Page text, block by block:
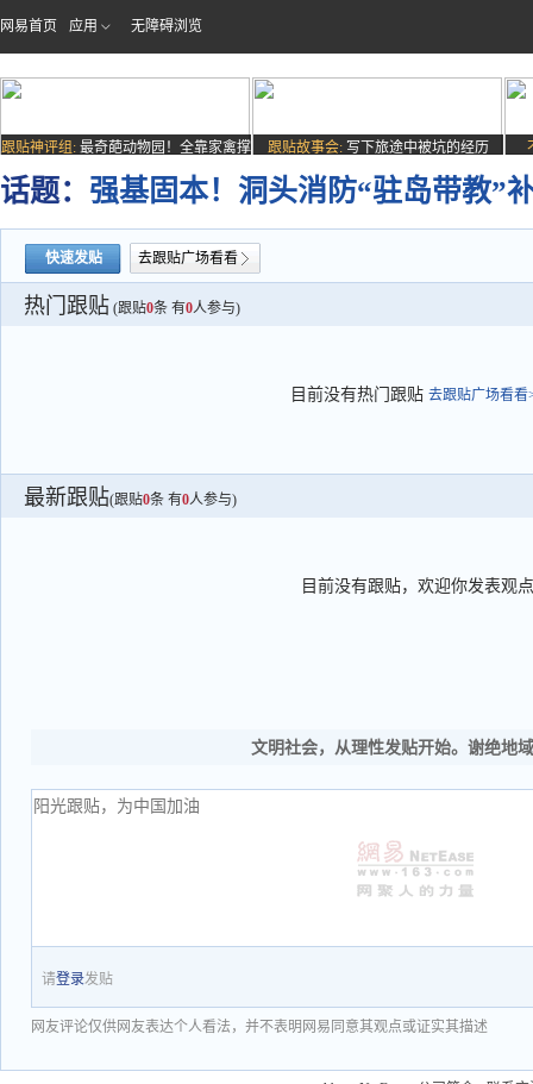
网易首页 应用 无障碍浏览
跟贴神评组: 最奇葩动物园！全靠家禽撑
场子
跟贴故事会: 写下旅途中被坑的经历
话题： 强基固本！洞头消防“驻岛带教”
快速发贴 去跟贴广场看看
热门跟贴 (跟贴0条 有0人参与)
目前没有热门跟贴 去跟贴广场看看
最新跟贴(跟贴0条 有0人参与)
目前没有跟贴，欢迎你发表观点
文明社会，从理性发贴开始。谢绝地
请登录发贴
网友评论仅供网友表达个人看法，并不表明网易同意其观点或证实其描述